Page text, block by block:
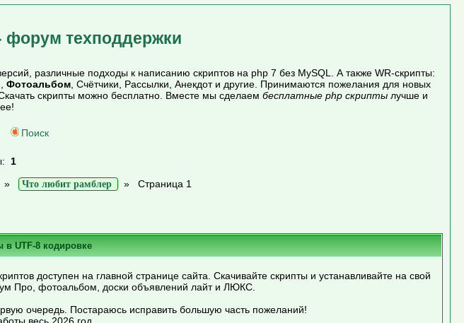
форум техподдержки
различные подходы к написанию скриптов на php 7 без MySQL. А также WR-скрипты:
Фотоальбом, Счётчики, Рассылки, Анекдот и другие. Принимаются пожелания для новых
скрипты можно бесплатно. Вместе мы сделаем бесплатные php скриптылучше и
Поиск
1
Что любит рамблер » Страница 1
UTF-8 кодировке
доступен на главной странице сайта. Скачивайте скрипты и устанавливайте на свой
Про, фотоальбом, доски объявлений лайт и ЛЮКС.
очередь. Постараюсь исправить большую часть пожеланий!
весь 2026 год.